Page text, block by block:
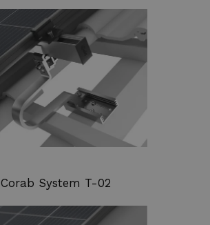
Corab System T-02